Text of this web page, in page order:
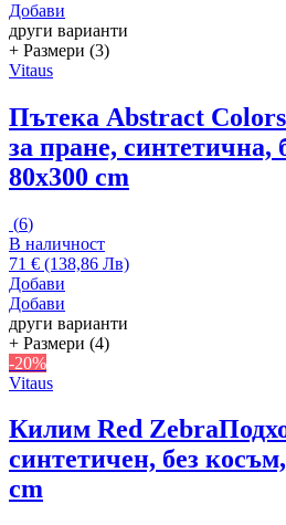
Добави
други варианти
+ Размери (3)
Vitaus
Пътека Abstract
за пране, синтетична,
80x300 cm
(6)
В наличност
71 € (138,86 Лв)
Добави
Добави
други варианти
+ Размери (4)
-20%
Vitaus
Килим Red Zebra
синтетичен, без
cm